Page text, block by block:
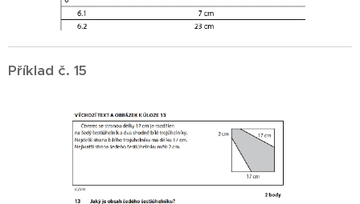
Příklad č. 15